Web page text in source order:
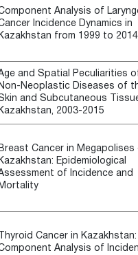
Analysis of
Incidence Dynamics in
Kazakhstan from 1999 to 2014
and Spatial Peculiarities
Non-Neoplastic Diseases of
and Subcutaneous
Kazakhstan, 2003-2015
Breast Cancer in Megapolises
Kazakhstan: Epidemiological
of Incidence and
Mortality
Thyroid Cancer in Kazakhstan:
Analysis of